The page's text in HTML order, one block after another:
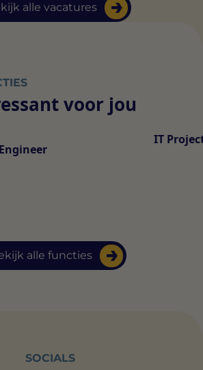
alle vacatures
voor jou
alle functies
IT
SOCIALS